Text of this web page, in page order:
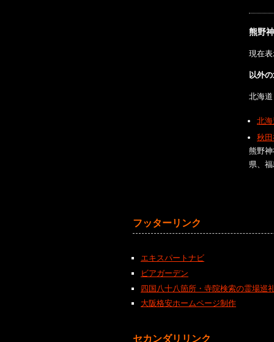
熊野
現在
以外
北海
北
秋
熊野
県、
フッターリンク
エキスパートナビ
ビアガーデン
四国八十八箇所・寺院検索の霊場巡
大阪格安ホームページ制作
セカンダリリンク